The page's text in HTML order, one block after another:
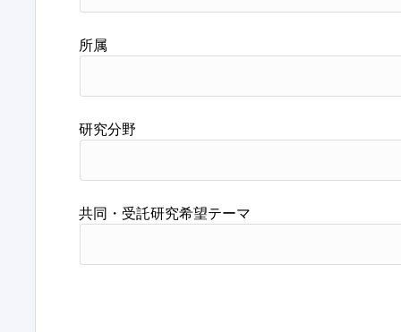
所属
研究分野
共同・受託研究希望テーマ